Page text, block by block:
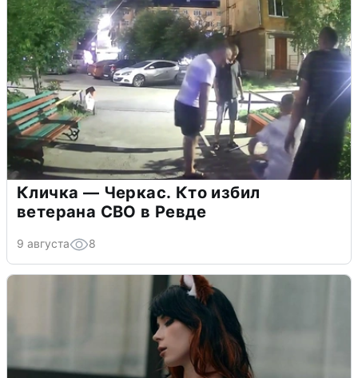
Кличка — Черкас. Кто избил
ветерана СВО в Ревде
9 августа 8